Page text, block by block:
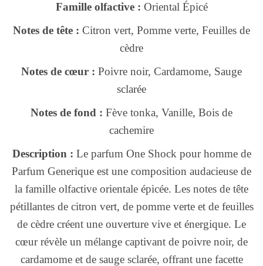
Famille olfactive : Oriental Épicé
Notes de tête : Citron vert, Pomme verte, Feuilles de
cèdre
Notes de cœur : Poivre noir, Cardamome, Sauge
sclarée
Notes de fond : Fève tonka, Vanille, Bois de
cachemire
Description : Le parfum One Shock pour homme de
Parfum Generique est une composition audacieuse de
la famille olfactive orientale épicée. Les notes de tête
pétillantes de citron vert, de pomme verte et de feuilles
de cèdre créent une ouverture vive et énergique. Le
cœur révèle un mélange captivant de poivre noir, de
cardamome et de sauge sclarée, offrant une facette